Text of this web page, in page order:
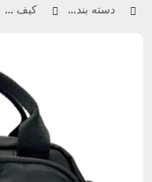
دسته بندی محصولات کیف چرم زنانه